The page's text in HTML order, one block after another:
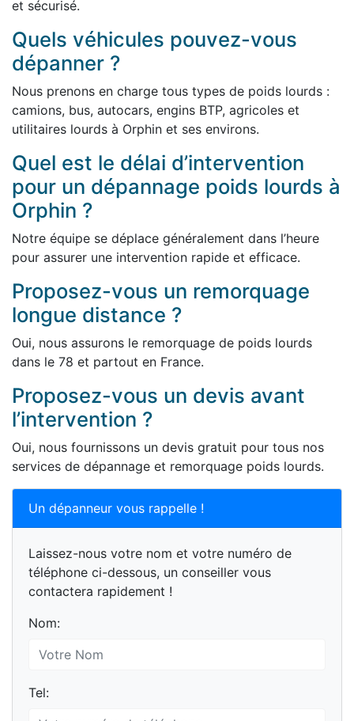
et sécurisé.
Quels véhicules pouvez-vous
dépanner ?
Nous prenons en charge tous types de poids lourds :
camions, bus, autocars, engins BTP, agricoles et
utilitaires lourds à Orphin et ses environs.
Quel est le délai d’intervention
pour un dépannage poids lourds à
Orphin ?
Notre équipe se déplace généralement dans l’heure
pour assurer une intervention rapide et efficace.
Proposez-vous un remorquage
longue distance ?
Oui, nous assurons le remorquage de poids lourds
dans le 78 et partout en France.
Proposez-vous un devis avant
l’intervention ?
Oui, nous fournissons un devis gratuit pour tous nos
services de dépannage et remorquage poids lourds.
Un dépanneur vous rappelle !
Laissez-nous votre nom et votre numéro de
téléphone ci-dessous, un conseiller vous
contactera rapidement !
Nom:
Tel: